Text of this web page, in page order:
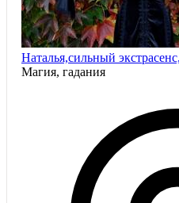
Наталья,сильный
Магия, гадания